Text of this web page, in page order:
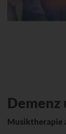
Musiktherapie